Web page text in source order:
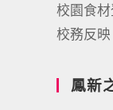
校園食
校務反映
鳳新